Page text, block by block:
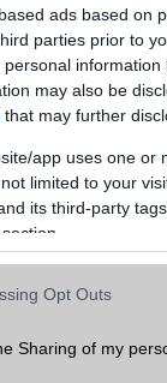
ads based on
parties prior to
may also be
that may further
app uses one
limited to your
its third-party
Opt Outs
Sharing of my
Video lejátszás
MEMÓRIA ÉS
Telefonkönyv db
Min. memória
ADATCSERE